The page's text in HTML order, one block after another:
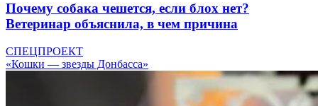
Почему собака чешется, если блох нет?
Ветеринар объяснила, в чем причина
СПЕЦПРОЕКТ
«Кошки — звезды Донбасса»